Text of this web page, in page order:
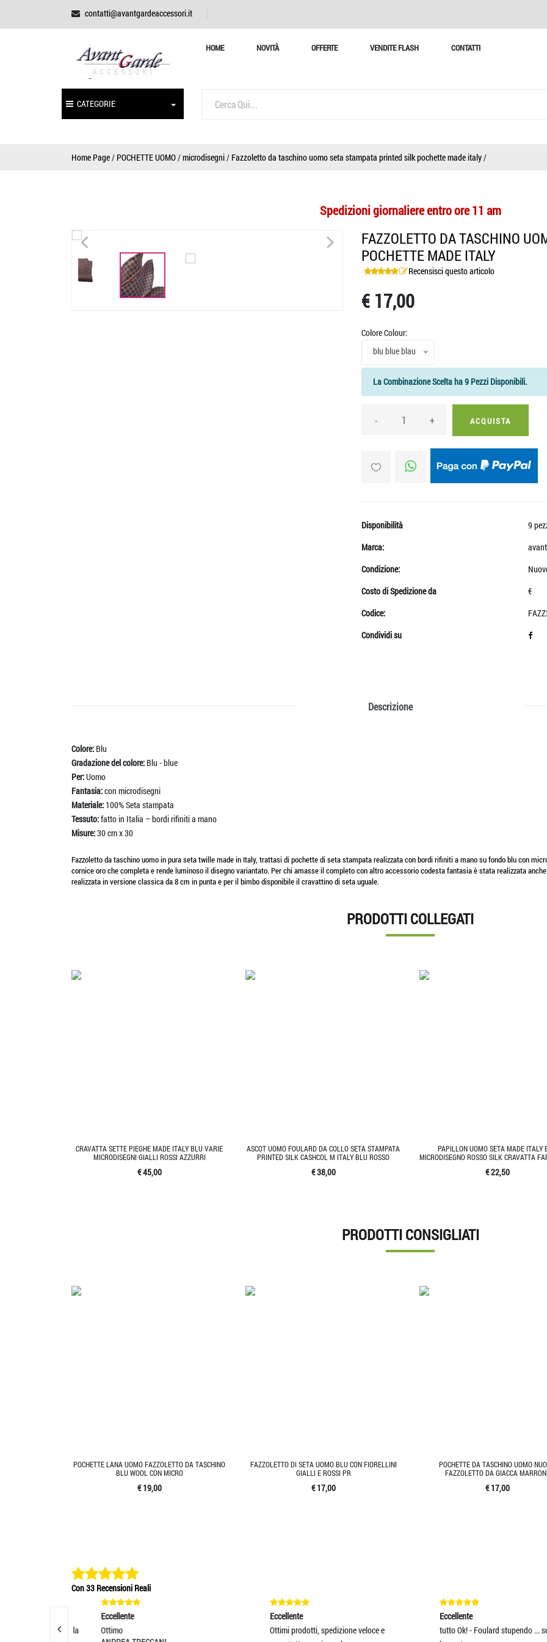
contatti@avantgardeaccessori.it
HOME NOVITÀ OFFERTE VENDITE FLASH CONTATTI
CATEGORIE
Home Page/ POCHETTE UOMO/microdisegni/ Fazzoletto da taschino uomo seta stampata printed silk pochette made italy/
Spedizioni giornaliere entro ore 11 am
< >
FAZZOLETTO DA TASCHINO
POCHETTE MADE ITALY
Recensisci questo articolo
€ 17,00
Colore Colour:
blu blue blau
La Combinazione Scelta ha 9 Pezzi Disponibili.
- + ACQUISTA
Disponibilità
9
Marca:
Condizione:
Costo di Spedizione da
€
Codice:
Condividi su
Descrizione
Colore: Blu
Gradazione del colore: Blu - blue
Per:Uomo
Fantasia:con microdisegni
Materiale: 100% Seta stampata
Tessuto:fatto in Italia – bordi rifiniti a mano
Misure:30 cm x 30
Fazzoletto da taschino uomo in pura seta twille made in Italy, trattasi di pochette di seta stampata realizzata con bordi rifiniti a mano su fondo blu con
cornice oro che completa e rende luminoso il disegno variantato. Per chi amasse il completo con altro accessorio codesta fantasia è stata realizzata
realizzata in versione classica da 8 cm in punta e per il bimbo disponibile il cravattino di seta uguale.
PRODOTTI COLLEGATI
CRAVATTA SETTE PIEGHE MADE ITALY BLU VARIE
MICRODISEGNI GIALLI ROSSI AZZURRI
€ 45,00
ASCOT UOMO FOULARD DA COLLO SETA STAMPATA
PRINTED SILK CASHCOL M ITALY BLU ROSSO
€ 38,00
PAPILLON UOMO SETA MADE ITALY
MICRODISEGNO ROSSO SILK CRAVATTA
€ 22,50
PRODOTTI CONSIGLIATI
POCHETTE LANA UOMO FAZZOLETTO DA TASCHINO
BLU WOOL CON MICRO
€ 19,00
FAZZOLETTO DI SETA UOMO BLU CON FIORELLINI
GIALLI E ROSSI PR
€ 17,00
POCHETTE DA TASCHINO UOMO
FAZZOLETTO DA GIACCA
€ 17,00
Con 33 Recensioni Reali
Ho ricevuto la
Eccellente
Ottimo
Eccellente
Ottimi prodotti, spedizione veloce e
Eccellente
tutto Ok! - Foulard stupendo ... seta